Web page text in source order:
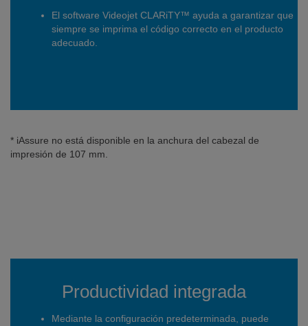
El software Videojet CLARiTY™ ayuda a garantizar que
siempre se imprima el código correcto en el producto
adecuado.
* iAssure no está disponible en la anchura del cabezal de
impresión de 107 mm.
Productividad integrada
Mediante la configuración predeterminada, puede